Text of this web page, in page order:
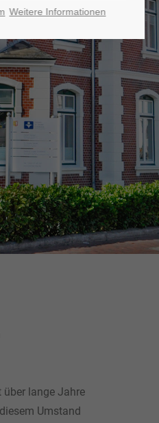
über lange Jahre
Umstand
Weitere Informationen